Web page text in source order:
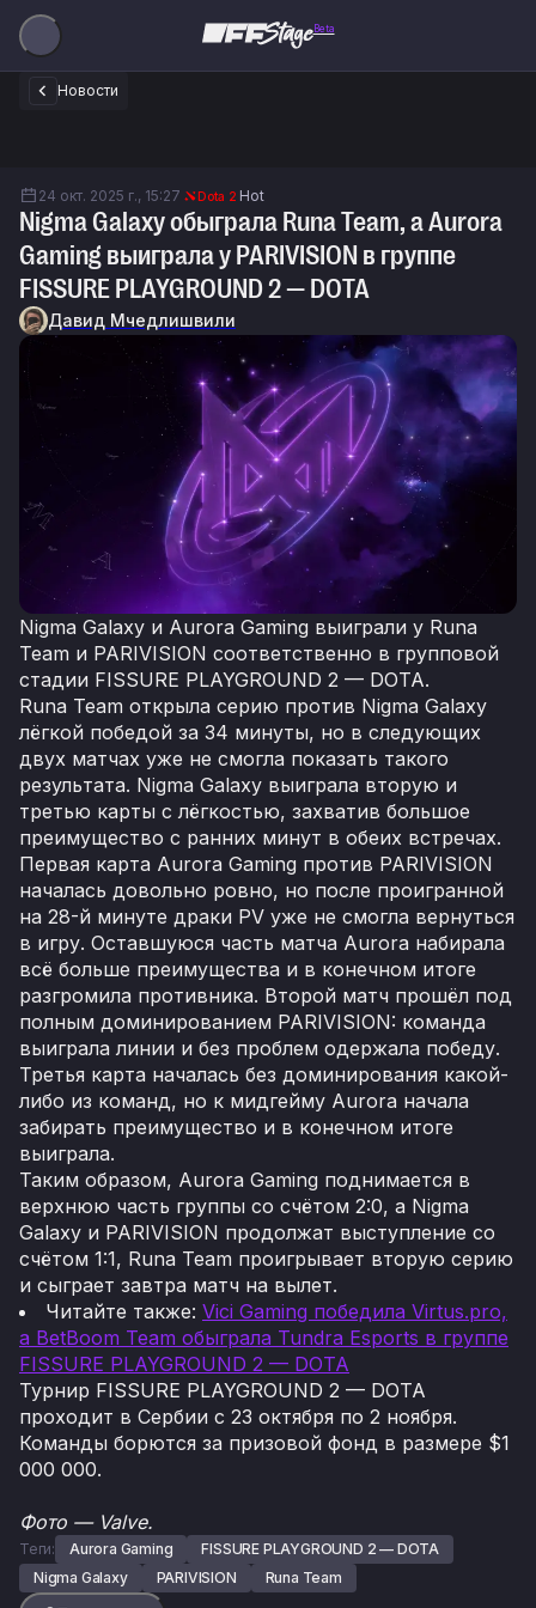
Beta
Новости
24 окт. 2025 г., 15:27 Dota 2 Hot
Nigma Galaxy обыграла Runa Team, а Aurora
Gaming выиграла у PARIVISION в группе
FISSURE PLAYGROUND 2 — DOTA
Давид Мчедлишвили
Nigma Galaxy и Aurora Gaming выиграли у Runa
Team и PARIVISION соответственно в групповой
стадии FISSURE PLAYGROUND 2 — DOTA.
Runa Team открыла серию против Nigma Galaxy
лёгкой победой за 34 минуты, но в следующих
двух матчах уже не смогла показать такого
результата. Nigma Galaxy выиграла вторую и
третью карты с лёгкостью, захватив большое
преимущество с ранних минут в обеих встречах.
Первая карта Aurora Gaming против PARIVISION
началась довольно ровно, но после проигранной
на 28-й минуте драки PV уже не смогла вернуться
в игру. Оставшуюся часть матча Aurora набирала
всё больше преимущества и в конечном итоге
разгромила противника. Второй матч прошёл под
полным доминированием PARIVISION: команда
выиграла линии и без проблем одержала победу.
Третья карта началась без доминирования какой-
либо из команд, но к мидгейму Aurora начала
забирать преимущество и в конечном итоге
выиграла.
Таким образом, Aurora Gaming поднимается в
верхнюю часть группы со счётом 2:0, а Nigma
Galaxy и PARIVISION продолжат выступление со
счётом 1:1, Runa Team проигрывает вторую серию
и сыграет завтра матч на вылет.
Читайте также: Vici Gaming победила Virtus.pro,
а BetBoom Team обыграла Tundra Esports в группе
FISSURE PLAYGROUND 2 — DOTA
Турнир FISSURE PLAYGROUND 2 — DOTA
проходит в Сербии с 23 октября по 2 ноября.
Команды борются за призовой фонд в размере $1
000 000.
Фото — Valve.
Теги: Aurora Gaming
FISSURE PLAYGROUND 2 — DOTA
Nigma Galaxy
PARIVISION
Runa Team